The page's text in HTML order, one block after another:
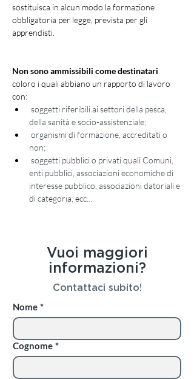
sostituisca in alcun modo la formazione
obbligatoria per legge, prevista per gli
apprendisti.
Non sono ammissibili come destinatari
coloro i quali abbiano un rapporto di lavoro
con:
soggetti riferibili ai settori della pesca,
della sanità e socio-assistenziale;
organismi di formazione, accreditati o
non;
soggetti pubblici o privati quali Comuni,
enti pubblici, associazioni economiche di
interesse pubblico, associazioni datoriali e
di categoria, ecc…
Vuoi maggiori
informazioni?
Contattaci subito!
Nome *
Cognome *